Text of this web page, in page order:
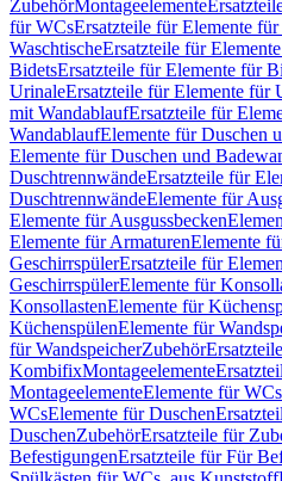
ZubehörMontageelemente
für WCsErsatzteile für Elemente
WaschtischeErsatzteile für
BidetsErsatzteile für Elemente für
UrinaleErsatzteile für Elemente für
mit WandablaufErsatzteile für
WandablaufElemente für Duschen
Elemente für Duschen und
DuschtrennwändeErsatzteile für
DuschtrennwändeElemente für
Elemente für Ausgussbecken
Elemente für ArmaturenElemente
GeschirrspülerErsatzteile für
GeschirrspülerElemente für
KonsollastenElemente für
KüchenspülenElemente für
für WandspeicherZubehör
KombifixMontageelemente
MontageelementeElemente für WCs
WCsElemente für Duschen
DuschenZubehörErsatzteile für
BefestigungenErsatzteile für Für